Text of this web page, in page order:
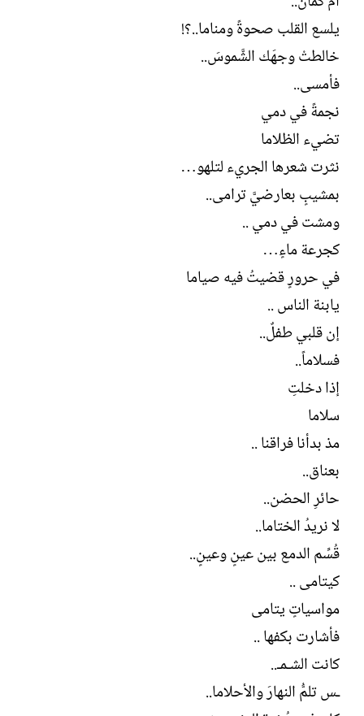
يلسع القلب صحوةً ومناما..؟!
خالطتْ وجهَك الشَّموسَ..
فأمسى..
نجمةً في دمي
تضيء الظلاما
نثرت شعرها الجريء لتلهو…
بمشيبٍ بعارضيَّ ترامى..
ومشت في دمي ..
كجرعة ماءٍ…
في حرورٍ قضيتُ فيه صياما
يابنة الناس ..
إن قلبي طفلٌ..
فسلاماً..
إذا دخلتِ
سلاما
مذ بدأنا فراقنا ..
بعناق..
حائرِ الحضن..
لا نريدُ الختاما..
قُسِّم الدمع بين عينٍ وعينٍ..
كيتامى ..
مواسياتٍ يتامى
فأشارت بكفها ..
كانت الشـمـ..
ـس تلمُّ النهارَ والأحلاما..